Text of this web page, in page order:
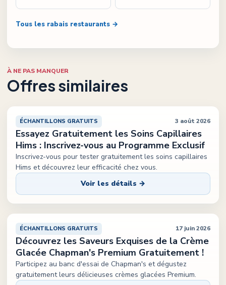
Tous les rabais restaurants →
À NE PAS MANQUER
Offres similaires
ÉCHANTILLONS GRATUITS 3 août 2026
Essayez Gratuitement les Soins Capillaires
Hims : Inscrivez-vous au Programme Exclusif
Inscrivez-vous pour tester gratuitement les soins capillaires
Hims et découvrez leur efficacité chez vous.
Voir les détails →
ÉCHANTILLONS GRATUITS 17 juin 2026
Découvrez les Saveurs Exquises de la Crème
Glacée Chapman's Premium Gratuitement !
Participez au banc d'essai de Chapman's et dégustez
gratuitement leurs délicieuses crèmes glacées Premium.